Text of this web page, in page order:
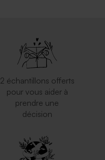
2 échantillons offerts
pour vous aider à
prendre une
décision